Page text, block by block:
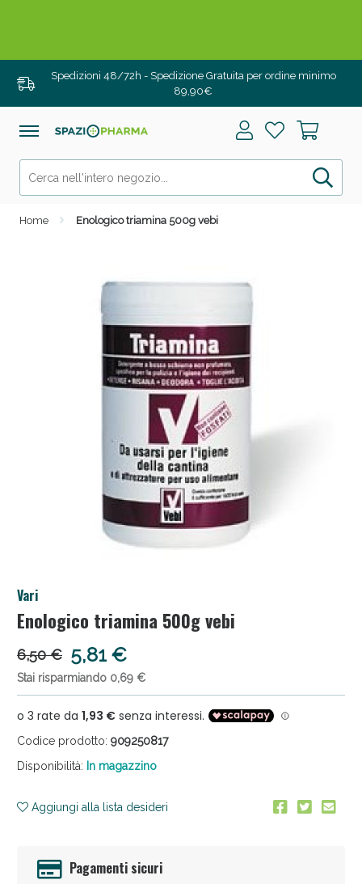
Spedizioni 48/72h - Spedizione Gratuita per ordine minimo
89,90€
Home Enologico triamina 500g vebi
Vari
Enologico triamina 500g vebi
6,50 € 5,81 €
Stai risparmiando 0,69 €
Codice prodotto: 909250817
Disponibilità: In magazzino
Aggiungi alla lista desideri
Pagamenti sicuri
Salini e Multivitaminici: oggi Sconto extra fino al
50%!
Anticellulite e Fanghi: Sconto fino al 40% valido